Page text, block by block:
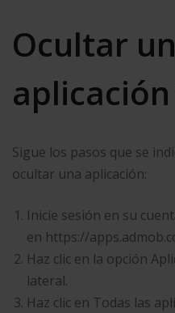
Ocultar
Sigue los pasos que se
ocultar una aplicación:
Inicie sesión en su
en https://
Haz clic en la opción
lateral.
Haz clic en Todas las